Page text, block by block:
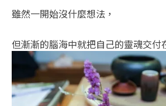
雖然一開始沒什麼想法，
但漸漸的腦海中就把自己的靈魂交付